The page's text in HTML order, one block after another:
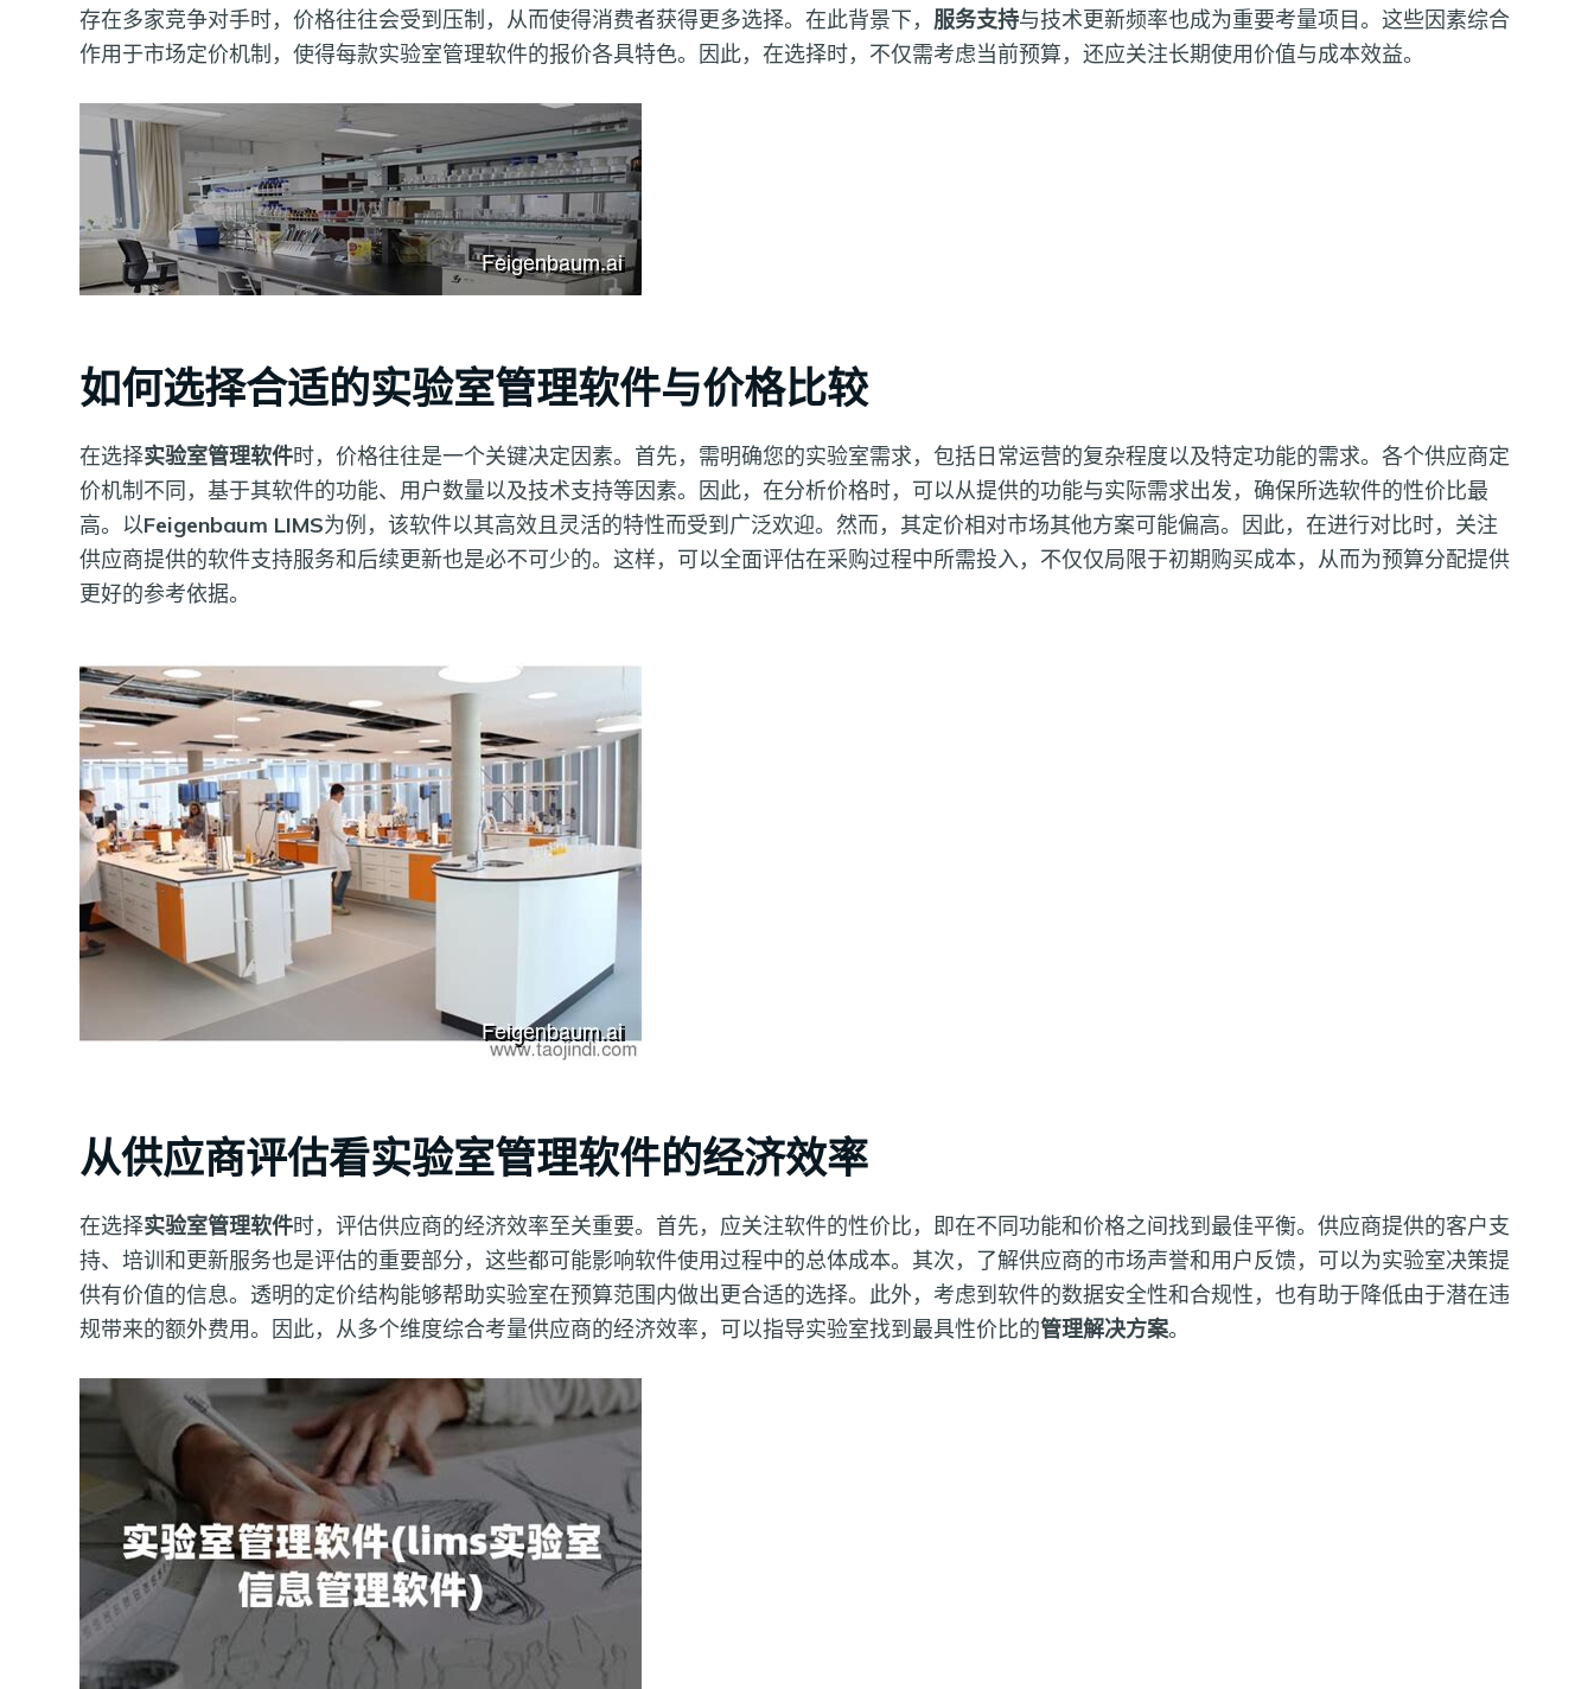
存在多家竞争对手时，价格往往会受到压制，从而使得消费者获得更多选择。在此背景下， 服务支持与技术更新频率也成为重要考量项目。这些因素综合
作用于市场定价机制，使得每款实验室管理软件的报价各具特色。因此，在选择时，不仅需考虑当前预算，还应关注长期使用价值与成本效益。
如何选择合适的实验室管理软件与价格比较
在选择实验室管理软件时，价格往往是一个关键决定因素。首先，需明确您的实验室需求，包括日常运营的复杂程度以及特定功能的需求。各个供应商定
价机制不同，基于其软件的功能、用户数量以及技术支持等因素。因此，在分析价格时，可以从提供的功能与实际需求出发，确保所选软件的性价比最
高。以Feigenbaum LIMS为例，该软件以其高效且灵活的特性而受到广泛欢迎。然而，其定价相对市场其他方案可能偏高。因此，在进行对比时，关注
供应商提供的软件支持服务和后续更新也是必不可少的。这样，可以全面评估在采购过程中所需投入，不仅仅局限于初期购买成本，从而为预算分配提供
更好的参考依据。
从供应商评估看实验室管理软件的经济效率
在选择实验室管理软件时，评估供应商的经济效率至关重要。首先，应关注软件的性价比，即在不同功能和价格之间找到最佳平衡。供应商提供的客户支
持、培训和更新服务也是评估的重要部分，这些都可能影响软件使用过程中的总体成本。其次，了解供应商的市场声誉和用户反馈，可以为实验室决策提
供有价值的信息。透明的定价结构能够帮助实验室在预算范围内做出更合适的选择。此外，考虑到软件的数据安全性和合规性，也有助于降低由于潜在违
规带来的额外费用。因此，从多个维度综合考量供应商的经济效率，可以指导实验室找到最具性价比的管理解决方案。